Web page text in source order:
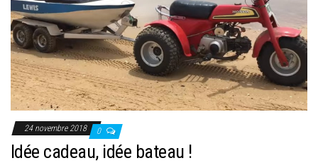
24 novembre 2018 0
Idée cadeau, idée bateau !